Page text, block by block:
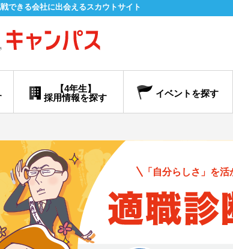
できる会社に出会えるスカウトサイト
【4年生】
採用情報を探す
イベントを探す
「自分らしさ」を